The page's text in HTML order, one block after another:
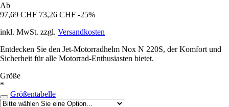
Ab
97,69 CHF 73,26 CHF -25%
inkl. MwSt. zzgl. Versandkosten
Entdecken Sie den Jet-Motorradhelm Nox N 220S, der Komfort und
Sicherheit für alle Motorrad-Enthusiasten bietet.
Größe
*
Größentabelle